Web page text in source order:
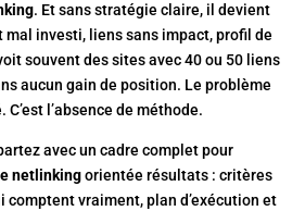
. Et sans stratégie claire, il devient
investi, liens sans impact, profil de
souvent des sites avec 40 ou 50 liens
aucun gain de position. Le problème
l’absence de méthode.
avec un cadre complet pour
netlinkingorientée résultats : critères
comptent vraiment, plan d’exécution et